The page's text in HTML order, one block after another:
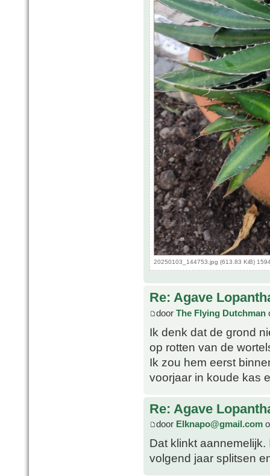
20250103_144753.jpg (613.83 KiB)
Re: Agave
door The Flying Dutchman
Ik denk dat de grond
op rotten van de
Ik zou hem eerst
voorjaar in koude kas
Re: Agave
door Elknapo@gmail.com
Dat klinkt
volgend jaar splitsen